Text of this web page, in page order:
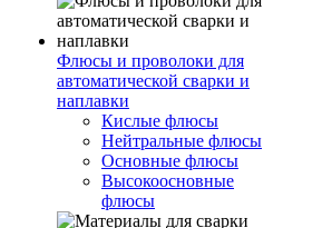
Флюсы и проволоки для
автоматической сварки и
наплавки
Кислые флюсы
Нейтральные флюсы
Основные флюсы
Высокоосновные
флюсы